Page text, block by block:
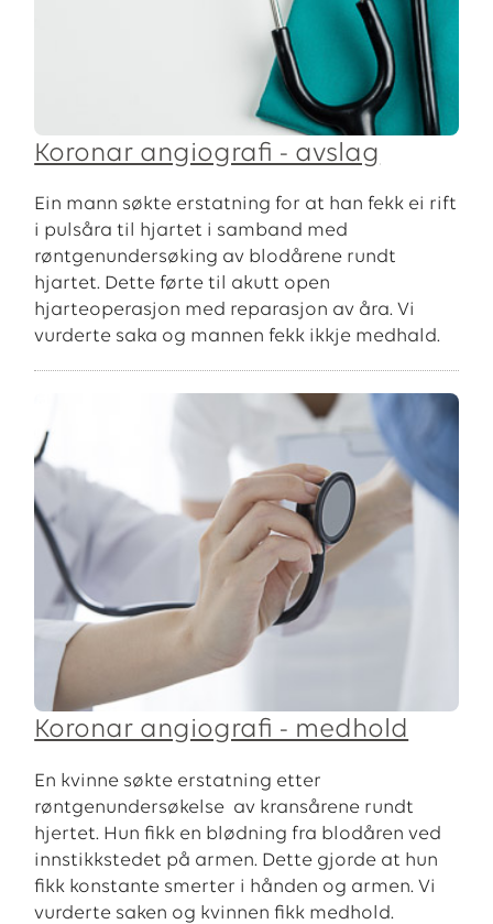
Koronar angiografi - avslag
Ein mann søkte erstatning for at han fekk ei rift
i pulsåra til hjartet i samband med
røntgenundersøking av blodårene rundt
hjartet. Dette førte til akutt open
hjarteoperasjon med reparasjon av åra. Vi
vurderte saka og mannen fekk ikkje medhald.
Koronar angiografi - medhold
En kvinne søkte erstatning etter
røntgenundersøkelse av kransårene rundt
hjertet. Hun fikk en blødning fra blodåren ved
innstikkstedet på armen. Dette gjorde at hun
fikk konstante smerter i hånden og armen. Vi
vurderte saken og kvinnen fikk medhold.